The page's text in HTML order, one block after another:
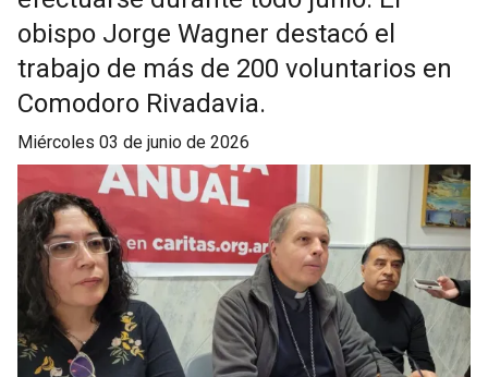
obispo Jorge Wagner destacó el
trabajo de más de 200 voluntarios en
Comodoro Rivadavia.
miércoles 03 de junio de 2026